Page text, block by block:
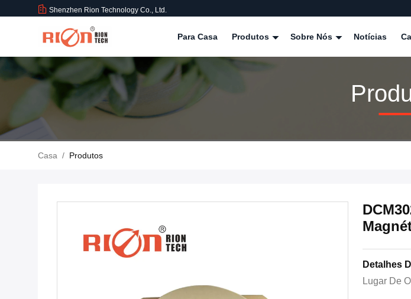
Shenzhen Rion Technology Co., Ltd.
Para Casa Produtos Sobre Nós Notícias
Casa / Produtos
Detalhes
Lugar De